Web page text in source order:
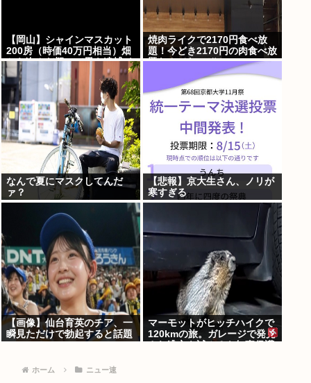
【岡山】シャインマスカット
200房（時価40万円相当）畑
から盗んだ疑いで男を逮捕 ネ
ットで販売
焼肉ライクで2170円食べ放
題！今どき2170円の肉食べ放
題なんてないぞ！
なんで夏にマスクしてんだ
ァ？
【悲報】京大生さん、ノリが
寒すぎる
【画像】仙台育英のチア、一
瞬見ただけで勃起すると話題
マーモットがヒッチハイクで
120kmの旅。ガレージで発見
ホーム ニュー速